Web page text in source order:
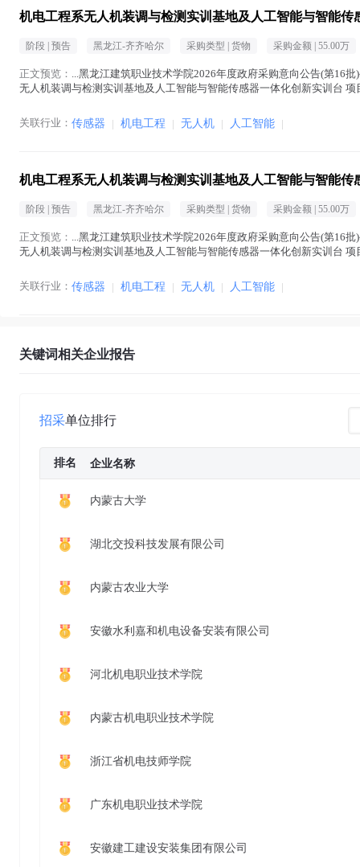
机电工程系无人机装调与检测实训基地及人工智能与智能传
阶段 | 预告 黑龙江-齐齐哈尔 采购类型 | 货物 采购金额 | 55.00万
正文预览： ...黑龙江建筑职业技术学院2026年度政府采购意向公告(第16批
无人机装调与检测实训基地及人工智能与智能传感器一体化创新实训台
关联行业： 传感器 | 机电工程 | 无人机 | 人工智能 |
机电工程系无人机装调与检测实训基地及人工智能与智能传
阶段 | 预告 黑龙江-齐齐哈尔 采购类型 | 货物 采购金额 | 55.00万
正文预览： ...黑龙江建筑职业技术学院2026年度政府采购意向公告(第16批
无人机装调与检测实训基地及人工智能与智能传感器一体化创新实训台
关联行业： 传感器 | 机电工程 | 无人机 | 人工智能 |
关键词相关企业报告
招采单位排行
排名 企业名称
内蒙古大学
湖北交投科技发展有限公司
内蒙古农业大学
安徽水利嘉和机电设备安装有限公司
河北机电职业技术学院
内蒙古机电职业技术学院
浙江省机电技师学院
广东机电职业技术学院
安徽建工建设安装集团有限公司